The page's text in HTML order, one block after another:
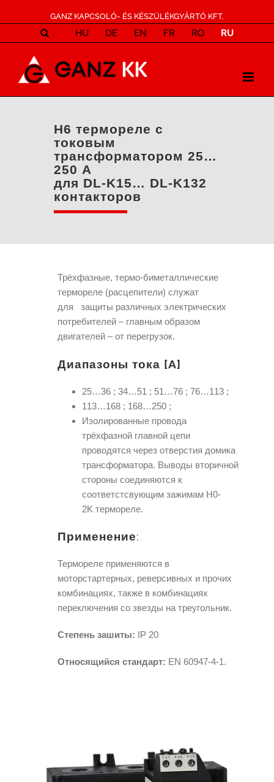
GANZ KAPCSOLÓ- ÉS KÉSZÜLÉKGYÁRTÓ KFT.
HU DE EN FR RO RU
H6 термореле с
токовым
трансформатором 25…
250 A
для DL-K15… DL-K132
контакторов
Трёхфазные, термо-биметаллические
термореле (расцепители) служат
для защиты различных электрических
потребителей – главным образом
двигателей – от перегрузок.
Диапазоны тока [A]
25…36 ; 34…51 ; 51…76 ; 76…113 ;
113…168 ; 168…250 ;
Изолированные провода
трёхфазной главной цепи
проводятся через отверстия домика
трансформатора. Выводы вторичной
стороны соединяются к
соответстсвующим зажимам H0-
2K термореле.
Применение:
Термореле применяются в
моторстартерных, реверсивных и прочих
комбинациях, также в комбинациях
переключения со звезды на треугольник.
Степень зашиты: IP 20
Относящийся стандарт: EN 60947-4-1.